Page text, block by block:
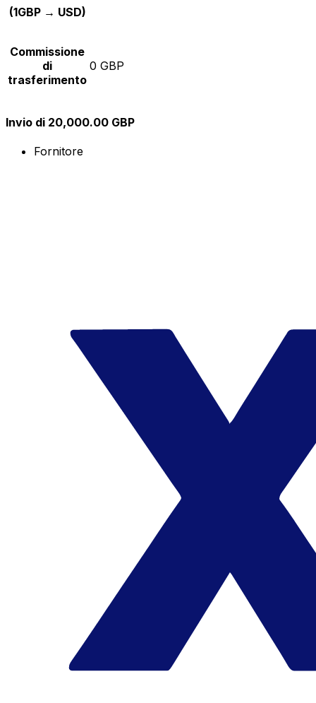
(1GBP → USD)
Commissione
di
trasferimento
0 GBP
Invio di 20,000.00 GBP
Fornitore